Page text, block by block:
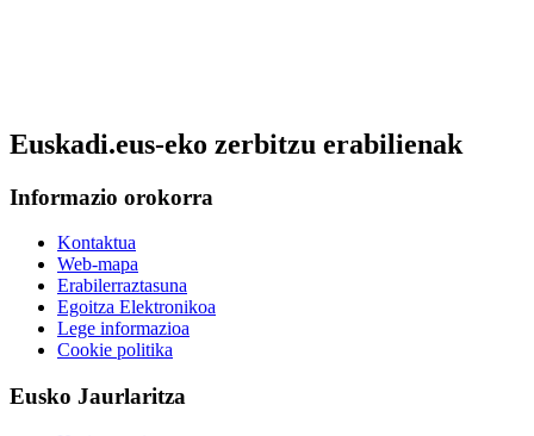
Euskadi.eus-eko zerbitzu erabilienak
Informazio orokorra
Kontaktua
Web-mapa
Erabilerraztasuna
Egoitza Elektronikoa
Lege informazioa
Cookie politika
Eusko Jaurlaritza